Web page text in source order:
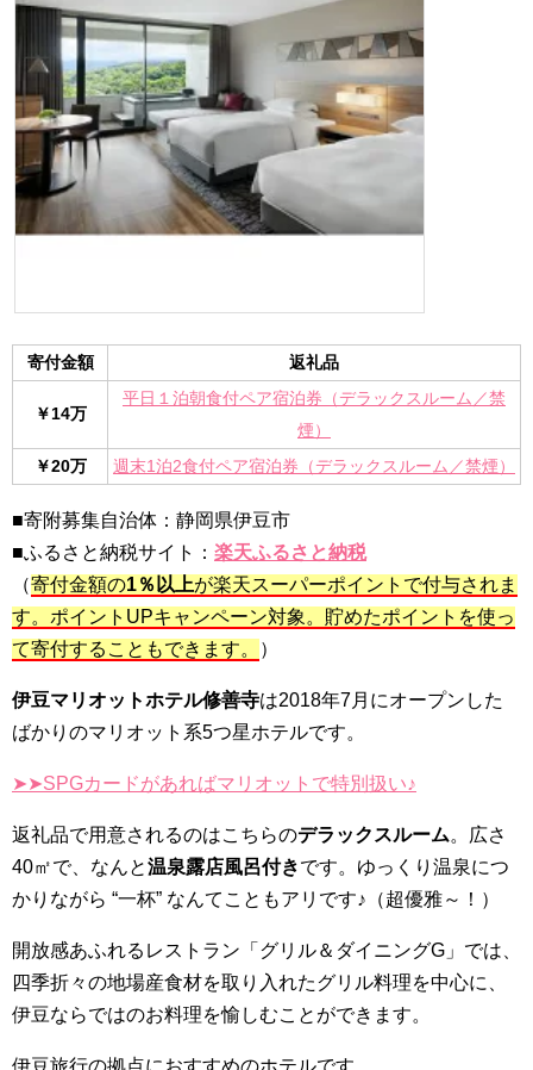
寄付金額 返礼品
￥14万
平日１泊朝食付ペア宿泊券（デラックスルーム／禁
煙）
￥20万
週末1泊2食付ペア宿泊券（デラックスルーム／禁煙）
■寄附募集自治体：静岡県伊豆市
■ふるさと納税サイト： 楽天ふるさと納税
（寄付金額の1％以上が楽天スーパーポイントで付与されま
す。ポイントUPキャンペーン対象。貯めたポイントを使っ
て寄付することもできます。
）
伊豆マリオットホテル修善寺は2018年7月にオープンした
ばかりのマリオット系5つ星ホテルです。
➤➤SPGカードがあればマリオットで特別扱い♪
返礼品で用意されるのはこちらのデラックスルーム。広さ
40㎡で、なんと温泉露店風呂付きです。ゆっくり温泉につ
かりながら “一杯” なんてこともアリです♪（超優雅～！）
開放感あふれるレストラン「グリル＆ダイニングG」では、
四季折々の地場産食材を取り入れたグリル料理を中心に、
伊豆ならではのお料理を愉しむことができます。
伊豆旅行の拠点におすすめのホテルです。